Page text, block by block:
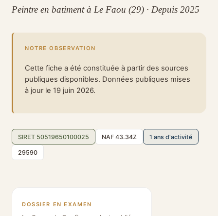
Peintre en batiment à Le Faou (29) · Depuis 2025
NOTRE OBSERVATION
Cette fiche a été constituée à partir des sources
publiques disponibles. Données publiques mises
à jour le 19 juin 2026.
SIRET 50519650100025 NAF 43.34Z 1 ans d'activité
29590
DOSSIER EN EXAMEN